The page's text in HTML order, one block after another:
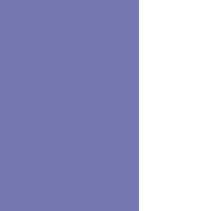
webovou stránku pro budoucí